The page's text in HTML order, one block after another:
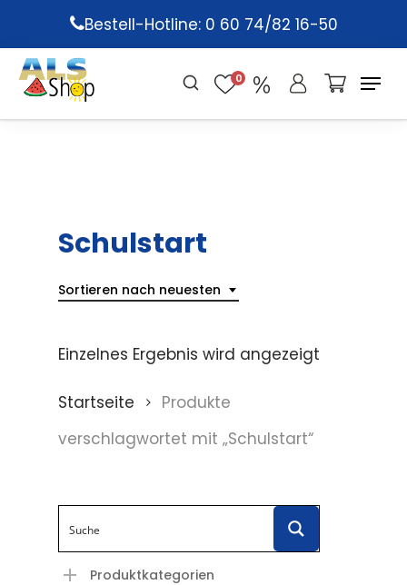
main
content
Bestell-Hotline: 0 60 74/82 16-50
0
Schulstart
Sortieren nach neuesten
Einzelnes Ergebnis wird angezeigt
Startseite
Produkte
verschlagwortet mit „Schulstart“
Produktkategorien